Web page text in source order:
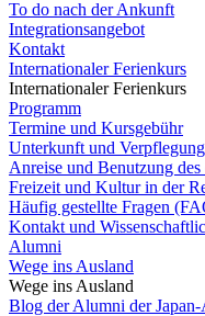
To do nach der Ankunft
Integrationsangebot
Kontakt
Internationaler Ferienkurs
Internationaler Ferienkurs
Programm
Termine und Kursgebühr
Unterkunft und Verpflegung
Anreise und Benutzung
Freizeit und Kultur in der
Häufig gestellte Fragen
Kontakt und
Alumni
Wege ins Ausland
Wege ins Ausland
Blog der Alumni der